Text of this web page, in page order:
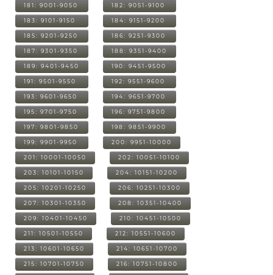
181: 9001-9050 182: 9051-9100
183: 9101-9150 184: 9151-9200
185: 9201-9250 186: 9251-9300
187: 9301-9350 188: 9351-9400
189: 9401-9450 190: 9451-9500
191: 9501-9550 192: 9551-9600
193: 9601-9650 194: 9651-9700
195: 9701-9750 196: 9751-9800
197: 9801-9850 198: 9851-9900
199: 9901-9950 200: 9951-10000
201: 10001-10050 202: 10051-10100
203: 10101-10150 204: 10151-10200
205: 10201-10250 206: 10251-10300
207: 10301-10350 208: 10351-10400
209: 10401-10450 210: 10451-10500
211: 10501-10550 212: 10551-10600
213: 10601-10650 214: 10651-10700
215: 10701-10750 216: 10751-10800